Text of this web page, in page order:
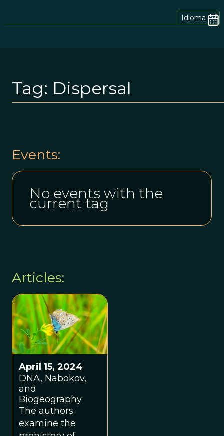
Idioma
Tag: Dispersal
Events:
No events with the
current tag
Articles:
April 15, 2024
DNA, Nabokov,
and
Biogeography
The authors
examine the